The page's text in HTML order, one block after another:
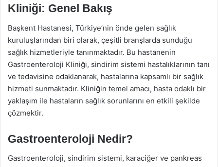
Kliniği: Genel Bakış
Başkent Hastanesi, Türkiye’nin önde gelen sağlık
kuruluşlarından biri olarak, çeşitli branşlarda sunduğu
sağlık hizmetleriyle tanınmaktadır. Bu hastanenin
Gastroenteroloji Kliniği, sindirim sistemi hastalıklarının tanı
ve tedavisine odaklanarak, hastalarına kapsamlı bir sağlık
hizmeti sunmaktadır. Kliniğin temel amacı, hasta odaklı bir
yaklaşım ile hastaların sağlık sorunlarını en etkili şekilde
çözmektir.
Gastroenteroloji Nedir?
Gastroenteroloji, sindirim sistemi, karaciğer ve pankreas